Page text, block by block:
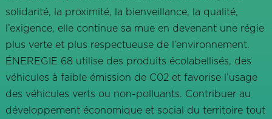
solidarité, la proximité, la bienveillance, la qualité,
l’exigence, elle continue sa mue en devenant une régie
plus verte et plus respectueuse de l’environnement.
ÉNEREGIE 68 utilise des produits écolabellisés, des
véhicules à faible émission de C02 et favorise l’usage
des véhicules verts ou non-polluants. Contribuer au
développement économique et social du territoire tout